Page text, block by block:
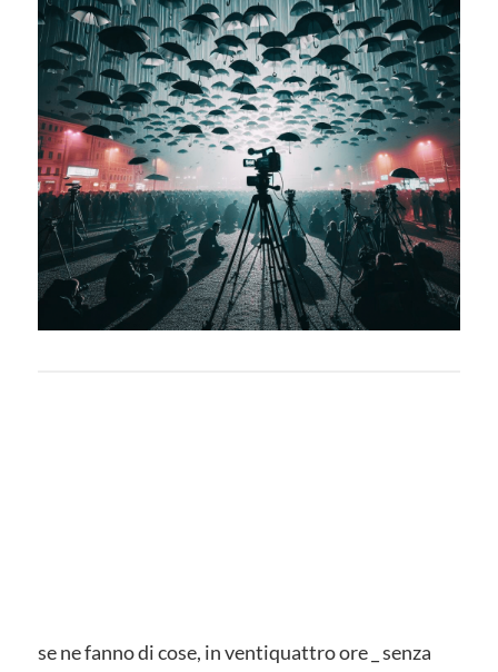
se ne fanno di cose, in ventiquattro ore _ senza